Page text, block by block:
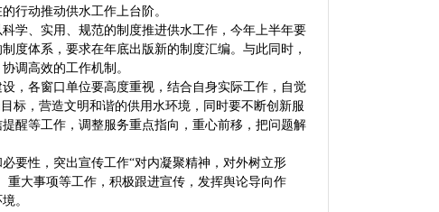
行动推动供水工作上台阶。
、实用、规范的制度推进供水工作，今年上半年要
度体系，要求在年底出版新的制度汇编。与此同时，
调高效的工作机制。
各窗口单位要高度重视，结合自身实际工作，自觉
标，营造文明和谐的供用水环境，同时要不断创新服
醒等工作，调整服务重点指向，重心前移，把问题解
性，突出宣传工作“对内凝聚精神，对外树立形
重大事项等工作，积极跟进宣传，发挥舆论导向作
。